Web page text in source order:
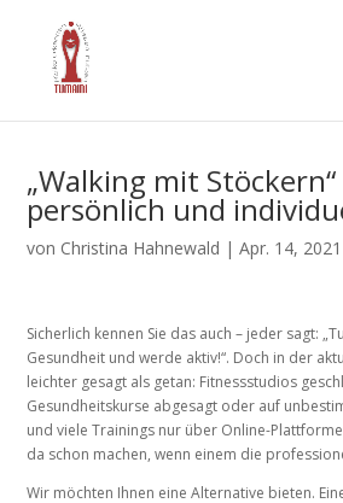
„Walking mit Stöckern“
persönlich und
von Christina Hahnewald |Apr. 14, 2021
Sicherlich kennen Sie das auch – jeder sagt:
Gesundheit und werde aktiv!“. Doch in der
leichter gesagt als getan: Fitnessstudios
Gesundheitskurse abgesagt oder auf
und viele Trainings nur über Online-
da schon machen, wenn einem die
Wir möchten Ihnen eine Alternative bieten.